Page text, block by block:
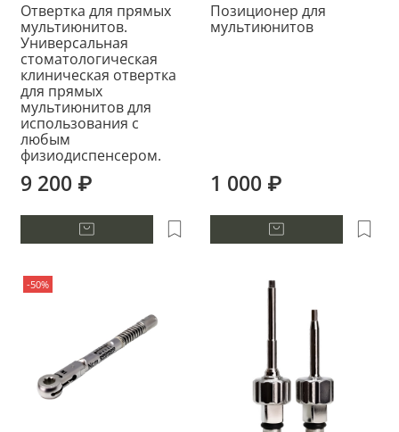
Отвертка для прямых
мультиюнитов.
Универсальная
стоматологическая
клиническая отвертка
для прямых
мультиюнитов для
использования с
любым
физиодиспенсером.
9 200 ₽
Позиционер для
мультиюнитов
1 000 ₽
-50%